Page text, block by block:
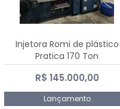
Injetora Romi de plástico
Pratica 170 Ton
R$ 145.000,00
Lançamento